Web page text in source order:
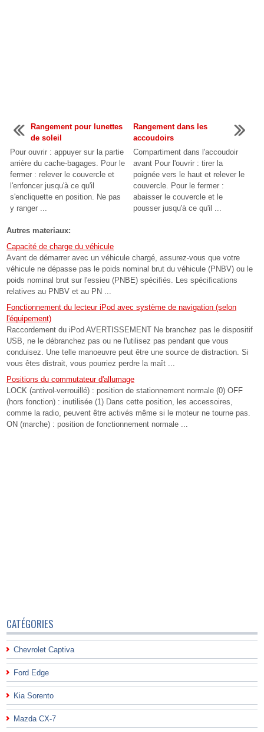
Rangement pour lunettes
de soleil
Pour ouvrir : appuyer sur la partie
arrière du cache-bagages. Pour le
fermer : relever le couvercle et
l'enfoncer jusqu'à ce qu'il
s'encliquette en position. Ne pas
y ranger ...
Rangement dans les
accoudoirs
Compartiment dans l'accoudoir
avant Pour l'ouvrir : tirer la
poignée vers le haut et relever le
couvercle. Pour le fermer :
abaisser le couvercle et le
pousser jusqu'à ce qu'il ...
Autres materiaux:
Capacité de charge du véhicule
Avant de démarrer avec un véhicule chargé, assurez-vous que votre
véhicule ne dépasse pas le poids nominal brut du véhicule (PNBV) ou le
poids nominal brut sur l'essieu (PNBE) spécifiés. Les spécifications
relatives au PNBV et au PN ...
Fonctionnement du lecteur iPod avec système de navigation (selon
l'équipement)
Raccordement du iPod AVERTISSEMENT Ne branchez pas le dispositif
USB, ne le débranchez pas ou ne l'utilisez pas pendant que vous
conduisez. Une telle manoeuvre peut être une source de distraction. Si
vous êtes distrait, vous pourriez perdre la maît ...
Positions du commutateur d'allumage
LOCK (antivol-verrouillé) : position de stationnement normale (0) OFF
(hors fonction) : inutilisée (1) Dans cette position, les accessoires,
comme la radio, peuvent être activés même si le moteur ne tourne pas.
ON (marche) : position de fonctionnement normale ...
CATÉGORIES
Chevrolet Captiva
Ford Edge
Kia Sorento
Mazda CX-7